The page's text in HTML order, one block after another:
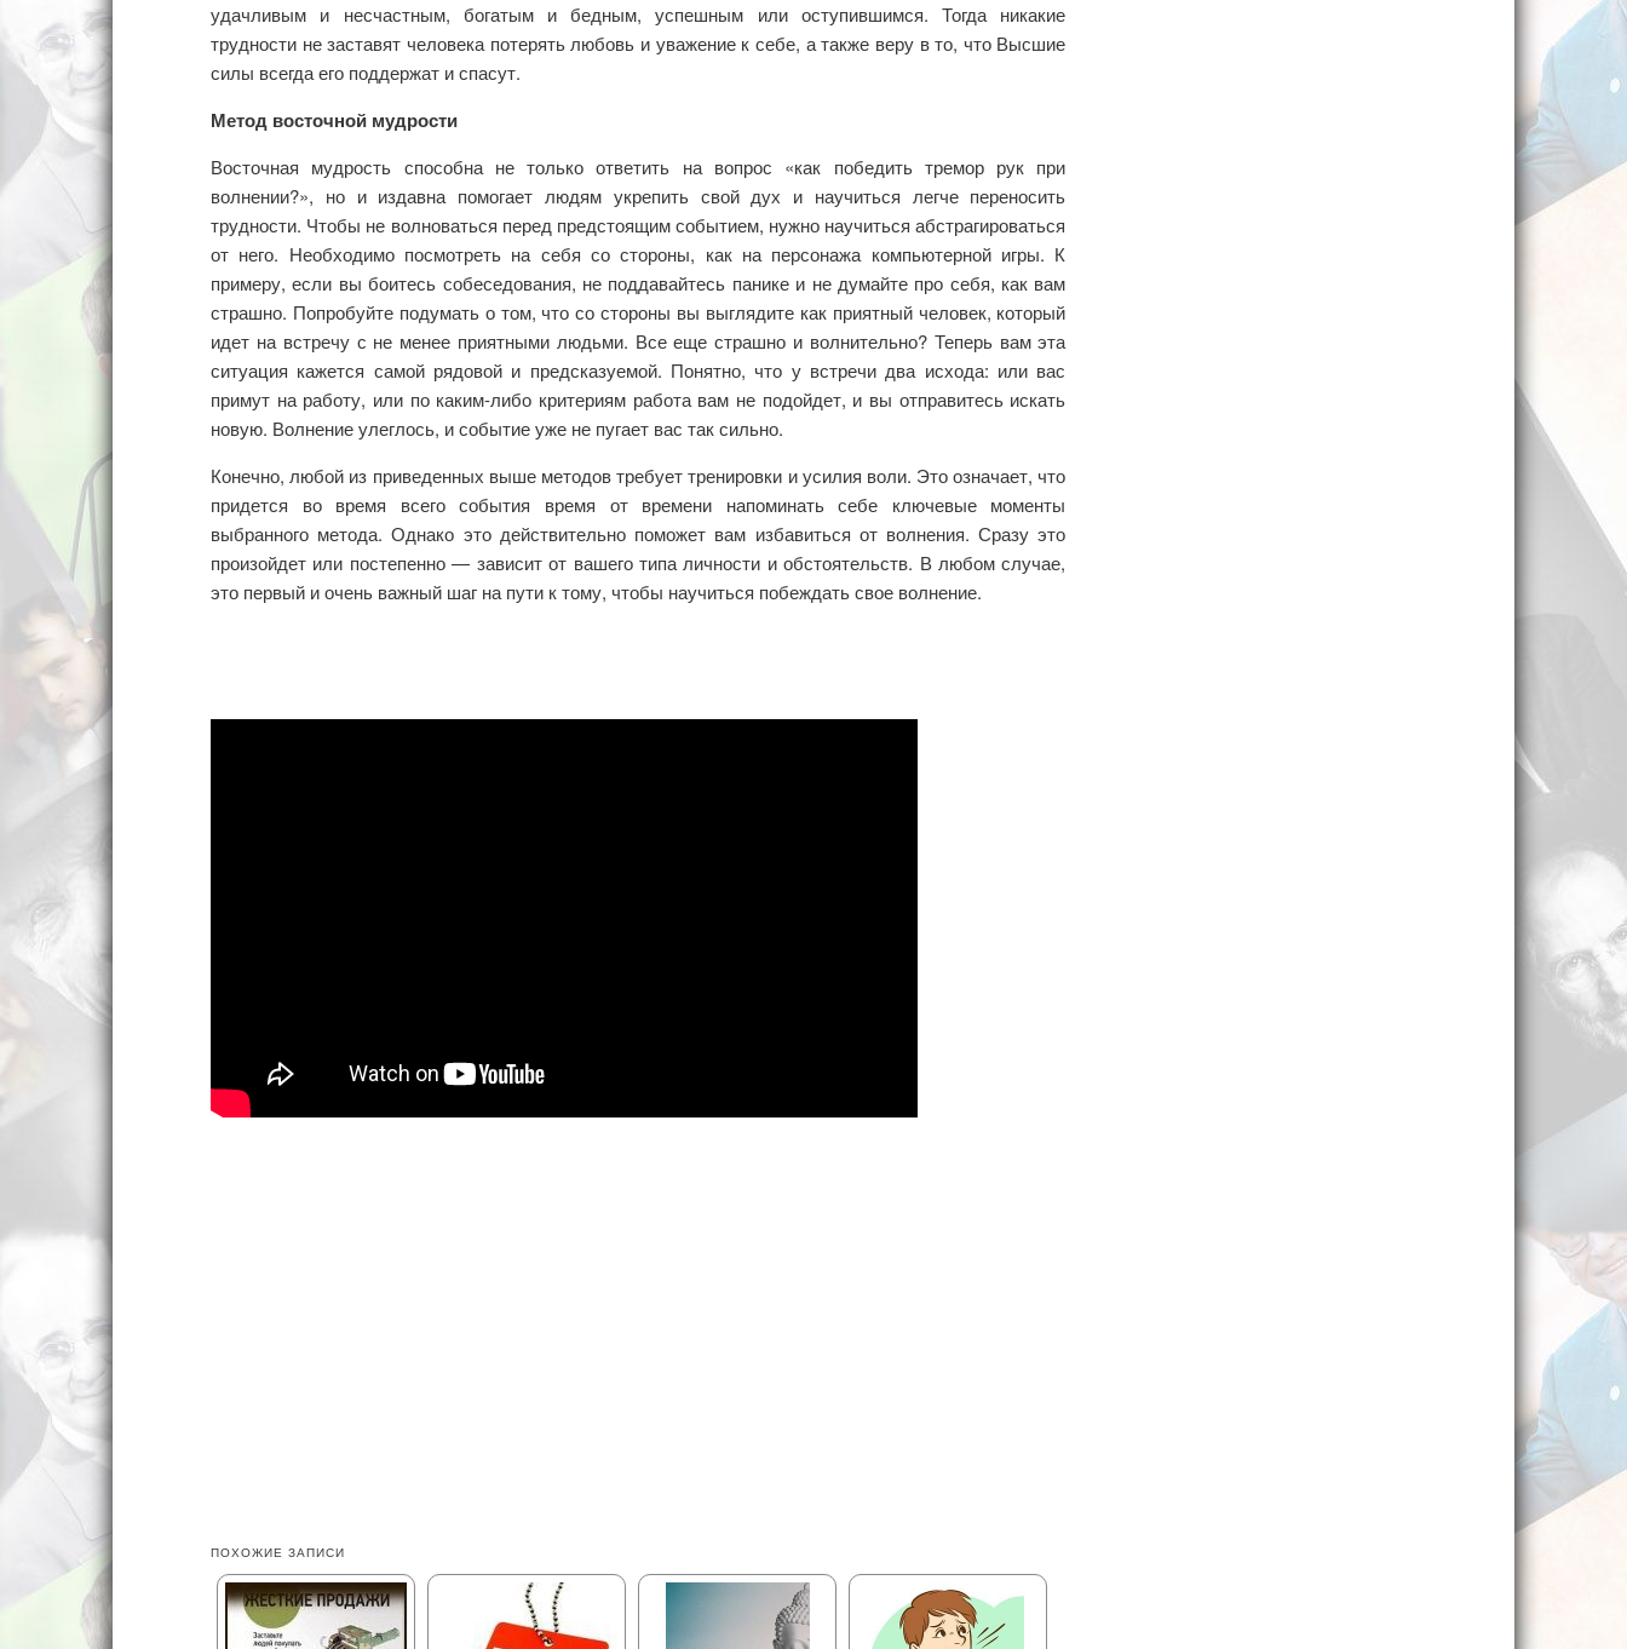
удачливым и несчастным, богатым и бедным, успешным или оступившимся. Тогда никакие
трудности не заставят человека потерять любовь и уважение к себе, а также веру в то, что Высшие
силы всегда его поддержат и спасут.
Метод восточной мудрости
Восточная мудрость способна не только ответить на вопрос «как победить тремор рук при
волнении?», но и издавна помогает людям укрепить свой дух и научиться легче переносить
трудности. Чтобы не волноваться перед предстоящим событием, нужно научиться абстрагироваться
от него. Необходимо посмотреть на себя со стороны, как на персонажа компьютерной игры. К
примеру, если вы боитесь собеседования, не поддавайтесь панике и не думайте про себя, как вам
страшно. Попробуйте подумать о том, что со стороны вы выглядите как приятный человек, который
идет на встречу с не менее приятными людьми. Все еще страшно и волнительно? Теперь вам эта
ситуация кажется самой рядовой и предсказуемой. Понятно, что у встречи два исхода: или вас
примут на работу, или по каким-либо критериям работа вам не подойдет, и вы отправитесь искать
новую. Волнение улеглось, и событие уже не пугает вас так сильно.
Конечно, любой из приведенных выше методов требует тренировки и усилия воли. Это означает, что
придется во время всего события время от времени напоминать себе ключевые моменты
выбранного метода. Однако это действительно поможет вам избавиться от волнения. Сразу это
произойдет или постепенно — зависит от вашего типа личности и обстоятельств. В любом случае,
это первый и очень важный шаг на пути к тому, чтобы научиться побеждать свое волнение.
ПОХОЖИЕ ЗАПИСИ